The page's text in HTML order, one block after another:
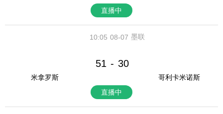
直播中
08-07
10:05 墨联
米拿罗斯
51 - 30
哥利卡米诺斯
直播中